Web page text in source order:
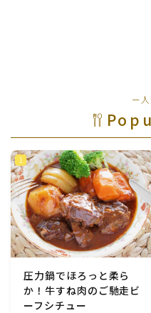
漬物・ピクルス・保存食・
圧力鍋使用の料理
ソース・ドレッシング・たれ
ドリンク・シロップ・ジャム
その他食材
ー
圧力鍋でほろっと柔ら
か！牛すね肉のご馳走ビ
ーフシチュー